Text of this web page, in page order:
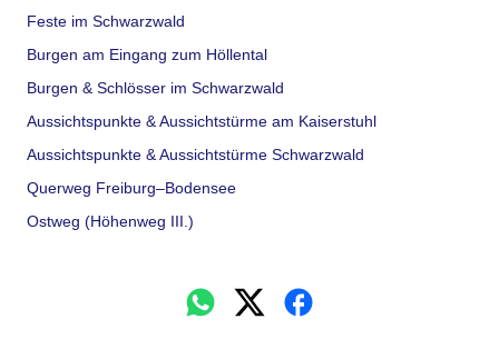
Feste im Schwarzwald
Burgen am Eingang zum Höllental
Burgen & Schlösser im Schwarzwald
Aussichtspunkte & Aussichtstürme am Kaiserstuhl
Aussichtspunkte & Aussichtstürme Schwarzwald
Querweg Freiburg–Bodensee
Ostweg (Höhenweg III.)